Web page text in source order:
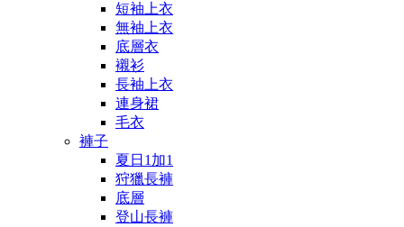
短袖上衣
無袖上衣
底層衣
襯衫
長袖上衣
連身裙
毛衣
褲子
夏日1加1
狩獵長褲
底層
登山長褲